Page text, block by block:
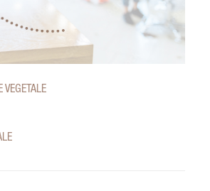
VEGETALE